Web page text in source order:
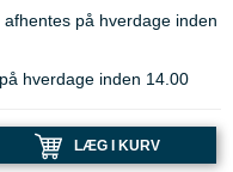
afhentes på hverdage inden
hverdage inden 14.00
LÆG I KURV